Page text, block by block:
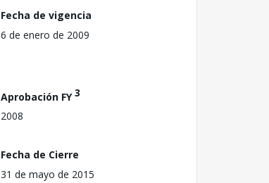
Fecha de vigencia
6 de enero de 2009
Aprobación FY3
2008
Fecha de Cierre
31 de mayo de 2015